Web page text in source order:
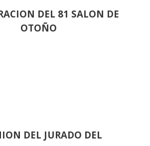
DEL 81 SALON DE
OTOÑO
DEL JURADO DEL